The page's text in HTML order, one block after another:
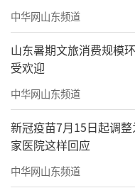
中华网山东频道
山东暑期文旅消费规模
受欢迎
中华网山东频道
新冠疫苗7月15日起调
家医院这样回应
中华网山东频道